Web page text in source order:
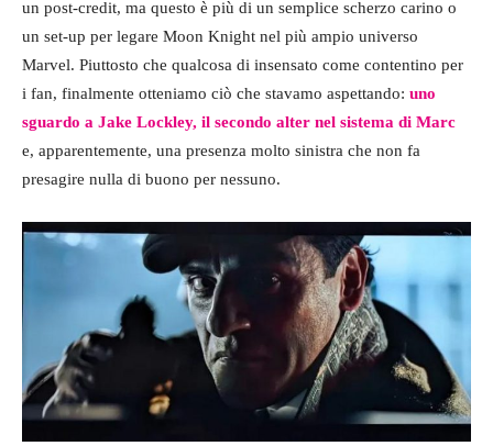
un post-credit, ma questo è più di un semplice scherzo carino o
un set-up per legare Moon Knight nel più ampio universo
Marvel. Piuttosto che qualcosa di insensato come contentino per
i fan, finalmente otteniamo ciò che stavamo aspettando: uno
sguardo a Jake Lockley, il secondo alter nel sistema di Marc
e, apparentemente, una presenza molto sinistra che non fa
presagire nulla di buono per nessuno.